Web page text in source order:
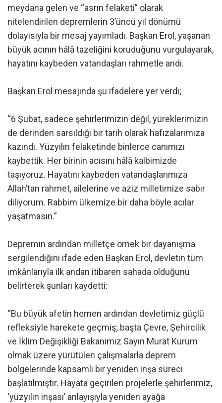
meydana gelen ve “asrın felaketi” olarak
nitelendirilen depremlerin 3’üncü yıl dönümü
dolayısıyla bir mesaj yayımladı. Başkan Erol, yaşanan
büyük acının hâlâ tazeliğini koruduğunu vurgulayarak,
hayatını kaybeden vatandaşları rahmetle andı.
Başkan Erol mesajında şu ifadelere yer verdi;
“6 Şubat, sadece şehirlerimizin değil, yüreklerimizin
de derinden sarsıldığı bir tarih olarak hafızalarımıza
kazındı. Yüzyılın felaketinde binlerce canımızı
kaybettik. Her birinin acısını hâlâ kalbimizde
taşıyoruz. Hayatını kaybeden vatandaşlarımıza
Allah’tan rahmet, ailelerine ve aziz milletimize sabır
diliyorum. Rabbim ülkemize bir daha böyle acılar
yaşatmasın.”
Depremin ardından milletçe örnek bir dayanışma
sergilendiğini ifade eden Başkan Erol, devletin tüm
imkânlarıyla ilk andan itibaren sahada olduğunu
belirterek şunları kaydetti:
“Bu büyük afetin hemen ardından devletimiz güçlü
refleksiyle harekete geçmiş; başta Çevre, Şehircilik
ve İklim Değişikliği Bakanımız Sayın Murat Kurum
olmak üzere yürütülen çalışmalarla deprem
bölgelerinde kapsamlı bir yeniden inşa süreci
başlatılmıştır. Hayata geçirilen projelerle şehirlerimiz,
‘yüzyılın inşası’ anlayışıyla yeniden ayağa